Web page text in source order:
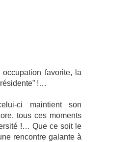
favorite, la
!…
ci maintient son
tous ces moments
!… Que ce soit le
rencontre galante à